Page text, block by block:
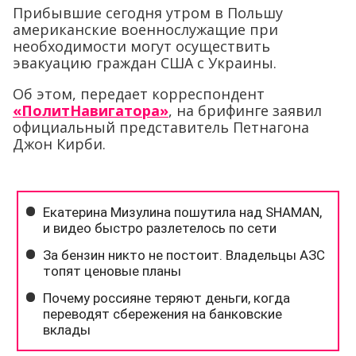
Прибывшие сегодня утром в Польшу
американские военнослужащие при
необходимости могут осуществить
эвакуацию граждан США с Украины.
Об этом, передает корреспондент
«ПолитНавигатора», на брифинге заявил
официальный представитель Петнагона
Джон Кирби.